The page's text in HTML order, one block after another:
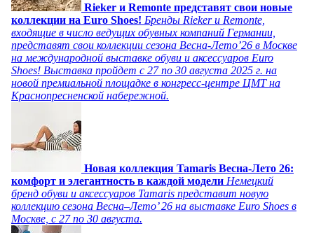
Rieker и Remonte представят свои новые
коллекции на Euro Shoes! Бренды Rieker и Remonte,
входящие в число ведущих обувных компаний Германии,
представят свои коллекции сезона Весна-Лето’26 в Москве
на международной выставке обуви и аксессуаров Euro
Shoes! Выставка пройдет c 27 по 30 августа 2025 г. на
новой премиальной площадке в конгресс-центре ЦМТ на
Краснопресненской набережной.
Новая коллекция Tamaris Весна-Лето 26:
комфорт и элегантность в каждой модели Немецкий
бренд обуви и аксессуаров Tamaris представит новую
коллекцию сезона Весна–Лето’ 26 на выставке Euro Shoes в
Москве, с 27 по 30 августа.